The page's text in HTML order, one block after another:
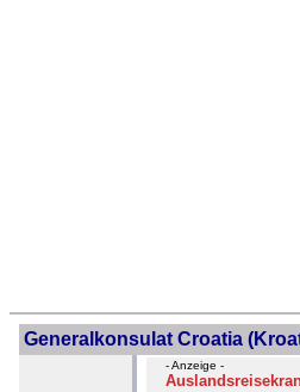
Generalkonsulat Croatia
- Anzeige -